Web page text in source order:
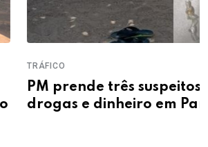
suspeitos e apreende
em Parnaíba